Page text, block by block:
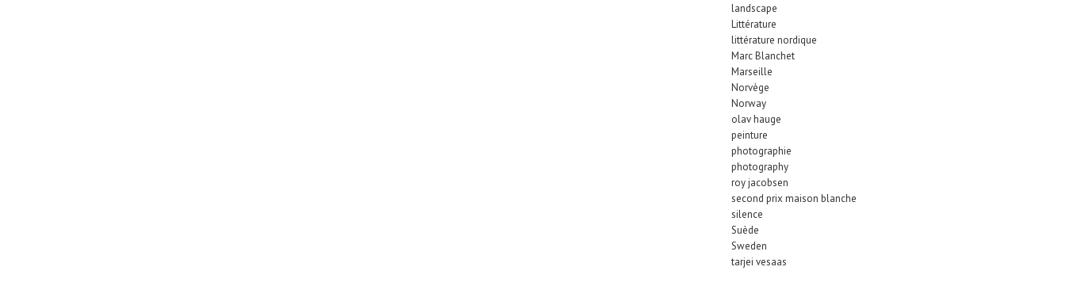
landscape
Littérature
littérature nordique
Marc Blanchet
Marseille
Norvège
Norway
olav hauge
peinture
photographie
photography
roy jacobsen
second prix maison blanche
silence
Suède
Sweden
tarjei vesaas